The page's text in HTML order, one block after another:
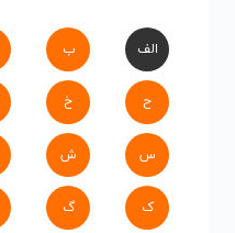
الف ب
ح خ
س ش
ک گ